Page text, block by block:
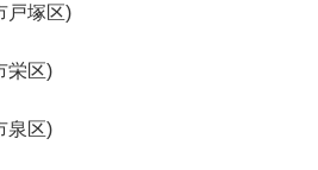
戸塚区)
栄区)
泉区)